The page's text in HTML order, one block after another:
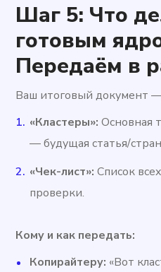
Шаг 5: Что
готовым
Передаём в
Ваш итоговый документ —
«Кластеры»: Основная
— будущая статья/
«Чек-лист»: Список
проверки.
Кому и как передать:
Копирайтеру: «Вот